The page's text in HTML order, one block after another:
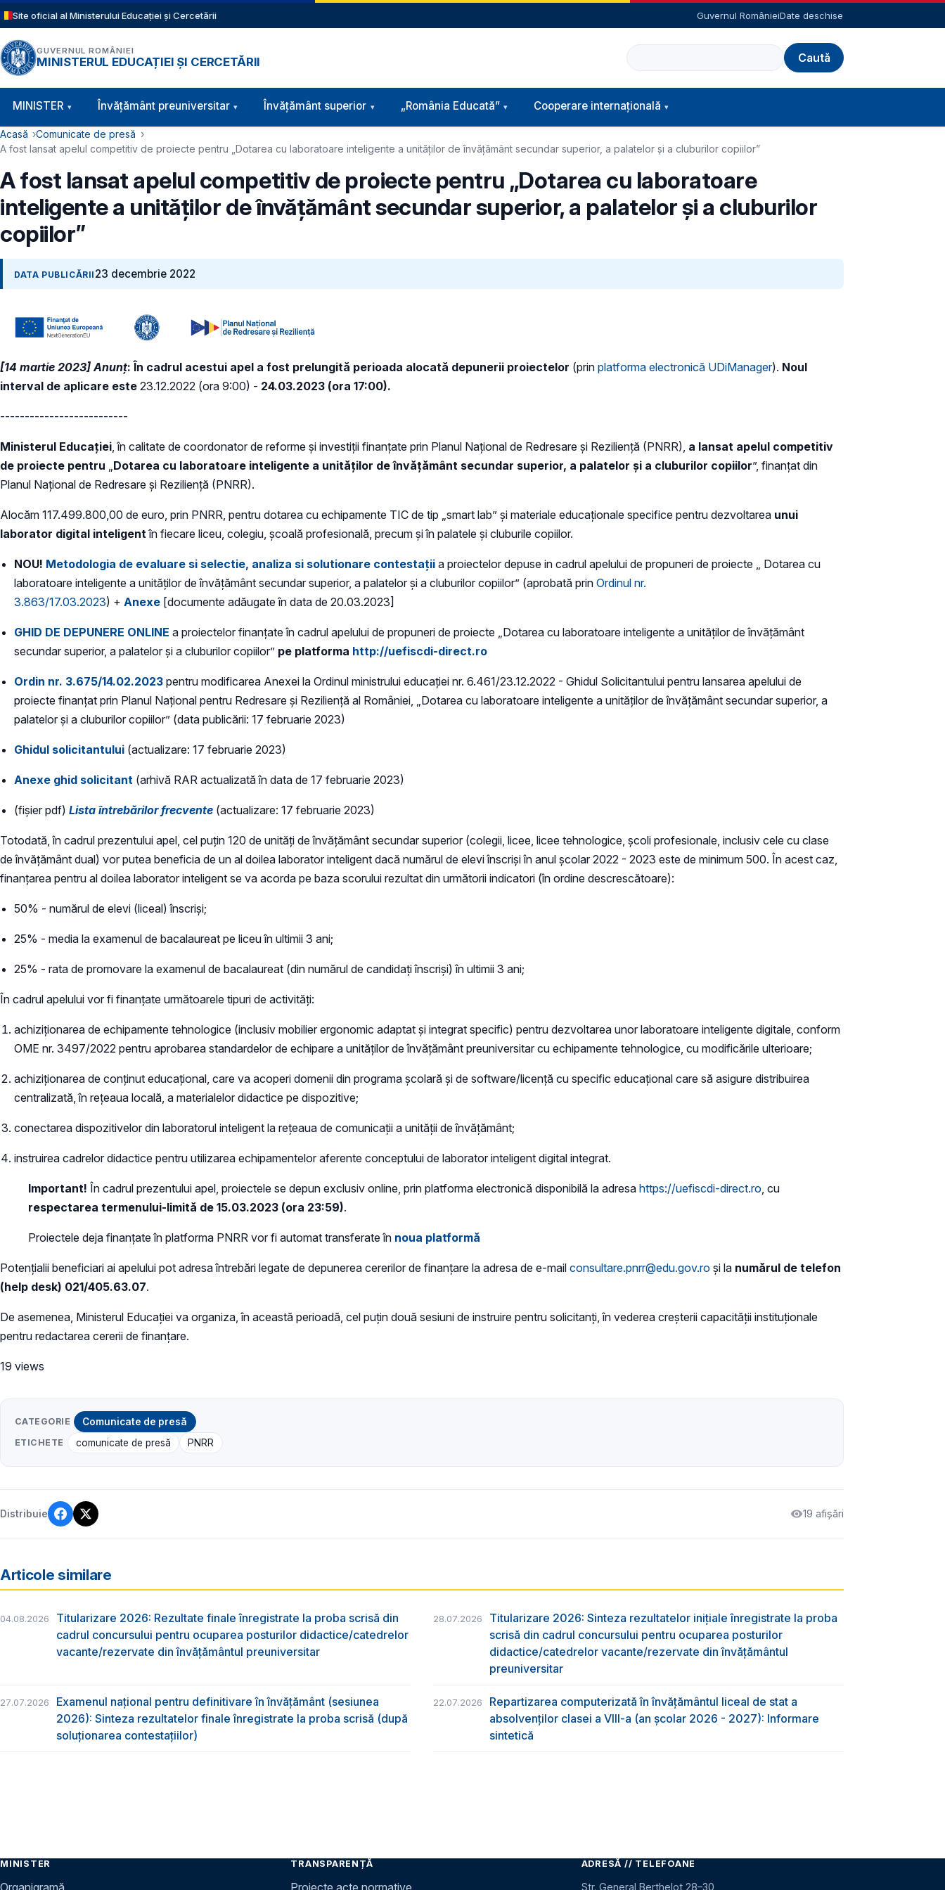
Sari la conținutul principal
Site oficial al Ministerului Educației și Cercetării Guvernul RomânieiDate deschise
GUVERNUL ROMÂNIEI
MINISTERUL EDUCAȚIEI ȘI CERCETĂRII
Caută
Navigație principală
MINISTER Învăţământ preuniversitar Învățământ superior „România Educată” Cooperare internațională
Cale de navigare
Acasă
Comunicate de presă
A fost lansat apelul competitiv de proiecte pentru „Dotarea cu laboratoare inteligente a unităților de învățământ secundar superior, a palatelor și a cluburilor copiilor”
A fost lansat apelul competitiv de proiecte pentru „Dotarea cu laboratoare
inteligente a unităților de învățământ secundar superior, a palatelor și a cluburilor
copiilor”
DATA PUBLICĂRII 23 decembrie 2022
[14 martie 2023] Anunț: În cadrul acestui apel a fost prelungită perioada alocată depunerii proiectelor (prin platforma electronică UDiManager). Noul
interval de aplicare este 23.12.2022 (ora 9:00) - 24.03.2023 (ora 17:00).
--------------------------
Ministerul Educației , în calitate de coordonator de reforme și investiții finanțate prin Planul Național de Redresare și Reziliență (PNRR), a lansat apelul competitiv
de proiecte pentru
Dotarea cu laboratoare inteligente a unităților de învățământ secundar superior, a palatelor și a cluburilor copiilor”, finanțat din
Planul Național de Redresare și Reziliență (PNRR).
Alocăm 117.499.800,00 de euro, prin PNRR, pentru dotarea cu echipamente TIC de tip „smart lab” și materiale educaționale specifice pentru dezvoltarea unui
laborator digital inteligent în fiecare liceu, colegiu, școală profesională, precum și în palatele și cluburile copiilor.
NOU! Metodologia de evaluare si selectie, analiza si solutionare contestații a proiectelor depuse in cadrul apelului de propuneri de proiecte „ Dotarea cu
laboratoare inteligente a unităților de învățământ secundar superior, a palatelor și a cluburilor copiilor” (aprobată prin Ordinul nr.
3.863/17.03.2023) + Anexe [documente adăugate în data de 20.03.2023]
GHID DE DEPUNERE ONLINE a proiectelor finanțate în cadrul apelului de propuneri de proiecte „Dotarea cu laboratoare inteligente a unităților de învățământ
secundar superior, a palatelor și a cluburilor copiilor” pe platforma http://uefiscdi-direct.ro
Ordin nr. 3.675/14.02.2023 pentru modificarea Anexei la Ordinul ministrului educației nr. 6.461/23.12.2022 - Ghidul Solicitantului pentru lansarea apelului de
proiecte finanțat prin Planul Național pentru Redresare și Reziliență al României, „Dotarea cu laboratoare inteligente a unităților de învățământ secundar superior, a
palatelor și a cluburilor copiilor” (data publicării: 17 februarie 2023)
Ghidul solicitantului (actualizare: 17 februarie 2023)
Anexe ghid solicitant (arhivă RAR actualizată în data de 17 februarie 2023)
(fișier pdf) Lista întrebărilor frecvente (actualizare: 17 februarie 2023)
Totodată, în cadrul prezentului apel, cel puțin 120 de unități de învățământ secundar superior (colegii, licee, licee tehnologice, școli profesionale, inclusiv cele cu clase
de învățământ dual) vor putea beneficia de un al doilea laborator inteligent dacă numărul de elevi înscriși în anul școlar 2022 - 2023 este de minimum 500. În acest caz,
finanțarea pentru al doilea laborator inteligent se va acorda pe baza scorului rezultat din următorii indicatori (în ordine descrescătoare):
50% - numărul de elevi (liceal) înscriși;
25% - media la examenul de bacalaureat pe liceu în ultimii 3 ani;
25% - rata de promovare la examenul de bacalaureat (din numărul de candidați înscriși) în ultimii 3 ani;
În cadrul apelului vor fi finanțate următoarele tipuri de activități:
achiziționarea de echipamente tehnologice (inclusiv mobilier ergonomic adaptat și integrat specific) pentru dezvoltarea unor laboratoare inteligente digitale, conform
OME nr. 3497/2022 pentru aprobarea standardelor de echipare a unităților de învățământ preuniversitar cu echipamente tehnologice, cu modificările ulterioare;
achiziționarea de conținut educațional, care va acoperi domenii din programa școlară și de software/licență cu specific educațional care să asigure distribuirea
centralizată, în rețeaua locală, a materialelor didactice pe dispozitive;
conectarea dispozitivelor din laboratorul inteligent la rețeaua de comunicații a unității de învățământ;
instruirea cadrelor didactice pentru utilizarea echipamentelor aferente conceptului de laborator inteligent digital integrat.
Important! În cadrul prezentului apel, proiectele se depun exclusiv online, prin platforma electronică disponibilă la adresa https://uefiscdi-direct.ro , cu
respectarea termenului-limită de 15.03.2023 (ora 23:59).
Proiectele deja finanțate în platforma PNRR vor fi automat transferate în noua platformă
Potențialii beneficiari ai apelului pot adresa întrebări legate de depunerea cererilor de finanțare la adresa de e-mail consultare.pnrr@edu.gov.ro și la numărul de telefon
(help desk) 021/405.63.07.
De asemenea, Ministerul Educației va organiza, în această perioadă, cel puțin două sesiuni de instruire pentru solicitanți, în vederea creșterii capacității instituționale
pentru redactarea cererii de finanțare.
19 views
CATEGORIE Comunicate de presă
ETICHETE comunicate de presă PNRR
Distribuie 19 afișări
Articole similare
04.08.2026
Titularizare 2026: Rezultate finale înregistrate la proba scrisă din
cadrul concursului pentru ocuparea posturilor didactice/catedrelor
vacante/rezervate din învăţământul preuniversitar
28.07.2026
Titularizare 2026: Sinteza rezultatelor inițiale înregistrate la proba
scrisă din cadrul concursului pentru ocuparea posturilor
didactice/catedrelor vacante/rezervate din învăţământul
preuniversitar
27.07.2026
Examenul național pentru definitivare în învățământ (sesiunea
2026): Sinteza rezultatelor finale înregistrate la proba scrisă (după
soluționarea contestațiilor)
22.07.2026
Repartizarea computerizată în învăţământul liceal de stat a
absolvenţilor clasei a VIII-a (an școlar 2026 - 2027): Informare
sintetică
MINISTER TRANSPARENȚĂ ADRESĂ // TELEFOANE
Str. General Berthelot 28–30